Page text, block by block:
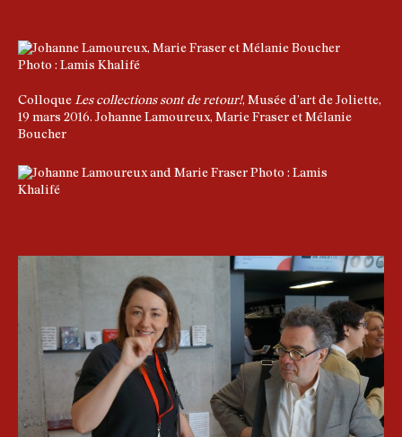
Colloque Les collections sont de retour!, Musée d’art de Joliette,
19 mars 2016. Johanne Lamoureux, Marie Fraser et Mélanie
Boucher